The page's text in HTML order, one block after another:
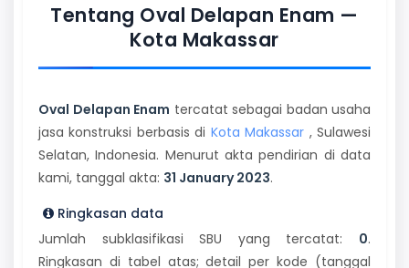
Tentang Oval Delapan Enam —
Kota Makassar
Oval Delapan Enam tercatat sebagai badan usaha
jasa konstruksi berbasis di Kota Makassar , Sulawesi
Selatan, Indonesia. Menurut akta pendirian di data
kami, tanggal akta: 31 January 2023.
Ringkasan data
Jumlah subklasifikasi SBU yang tercatat: 0.
Ringkasan di tabel atas; detail per kode (tanggal